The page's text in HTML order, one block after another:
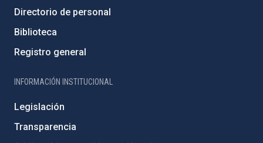
Directorio de personal
Biblioteca
Registro general
INFORMACIÓN INSTITUCIONAL
Legislación
Transparencia